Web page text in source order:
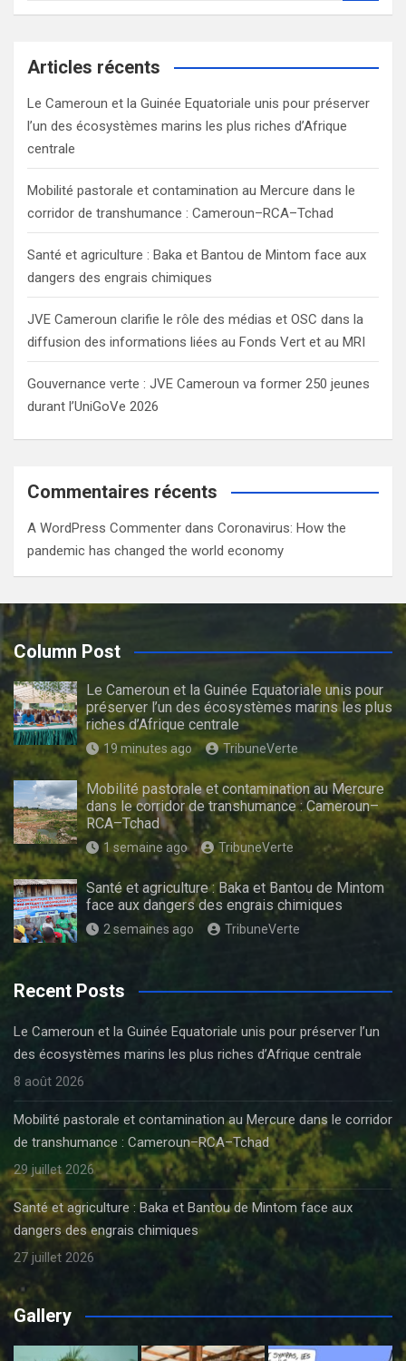
a
c
Articles récents
Le Cameroun et la Guinée Equatoriale unis pour préserver
l’un des écosystèmes marins les plus riches d’Afrique
centrale
Mobilité pastorale et contamination au Mercure dans le
corridor de transhumance : Cameroun–RCA–Tchad
Santé et agriculture : Baka et Bantou de Mintom face aux
dangers des engrais chimiques
JVE Cameroun clarifie le rôle des médias et OSC dans la
diffusion des informations liées au Fonds Vert et au MRI
Gouvernance verte : JVE Cameroun va former 250 jeunes
durant l’UniGoVe 2026
Commentaires récents
A WordPress Commenter dans Coronavirus: How the
pandemic has changed the world economy
Column Post
Le Cameroun et la Guinée Equatoriale unis pour
préserver l’un des écosystèmes marins les plus
riches d’Afrique centrale
19 minutes ago TribuneVerte
Mobilité pastorale et contamination au Mercure
dans le corridor de transhumance : Cameroun–
RCA–Tchad
1 semaine ago TribuneVerte
Santé et agriculture : Baka et Bantou de Mintom
face aux dangers des engrais chimiques
2 semaines ago TribuneVerte
Recent Posts
Le Cameroun et la Guinée Equatoriale unis pour préserver l’un
des écosystèmes marins les plus riches d’Afrique centrale
8 août 2026
Mobilité pastorale et contamination au Mercure dans le corridor
de transhumance : Cameroun–RCA–Tchad
29 juillet 2026
Santé et agriculture : Baka et Bantou de Mintom face aux
dangers des engrais chimiques
27 juillet 2026
Gallery